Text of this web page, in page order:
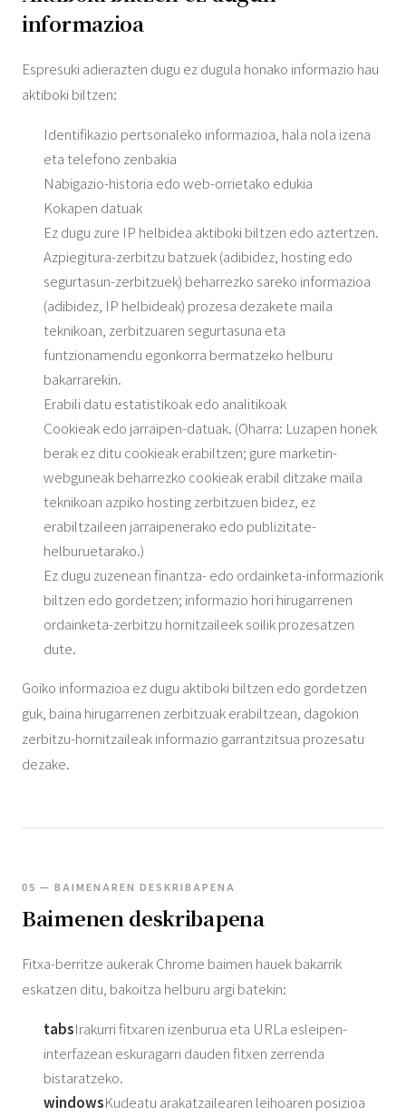
informazioa
Espresuki adierazten dugu ez dugula honako informazio hau
aktiboki biltzen:
Identifikazio pertsonaleko informazioa, hala nola izena
eta telefono zenbakia
Nabigazio-historia edo web-orrietako edukia
Kokapen datuak
Ez dugu zure IP helbidea aktiboki biltzen edo aztertzen.
Azpiegitura-zerbitzu batzuek (adibidez, hosting edo
segurtasun-zerbitzuek) beharrezko sareko informazioa
(adibidez, IP helbideak) prozesa dezakete maila
teknikoan, zerbitzuaren segurtasuna eta
funtzionamendu egonkorra bermatzeko helburu
bakarrarekin.
Erabili datu estatistikoak edo analitikoak
Cookieak edo jarraipen-datuak. (Oharra: Luzapen honek
berak ez ditu cookieak erabiltzen; gure marketin-
webguneak beharrezko cookieak erabil ditzake maila
teknikoan azpiko hosting zerbitzuen bidez, ez
erabiltzaileen jarraipenerako edo publizitate-
helburuetarako.)
Ez dugu zuzenean finantza- edo ordainketa-informaziorik
biltzen edo gordetzen; informazio hori hirugarrenen
ordainketa-zerbitzu hornitzaileek soilik prozesatzen
dute.
Goiko informazioa ez dugu aktiboki biltzen edo gordetzen
guk, baina hirugarrenen zerbitzuak erabiltzean, dagokion
zerbitzu-hornitzaileak informazio garrantzitsua prozesatu
dezake.
05 — BAIMENAREN DESKRIBAPENA
Baimenen deskribapena
Fitxa-berritze aukerak Chrome baimen hauek bakarrik
eskatzen ditu, bakoitza helburu argi batekin:
tabsIrakurri fitxaren izenburua eta URLa esleipen-
interfazean eskuragarri dauden fitxen zerrenda
bistaratzeko.
windowsKudeatu arakatzailearen leihoaren posizioa